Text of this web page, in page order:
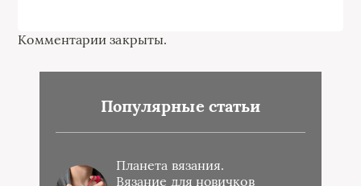
Комментарии закрыты.
Популярные статьи
Планета вязания.
Вязание для новичков